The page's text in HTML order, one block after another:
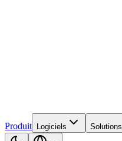
Produit Logiciels Solutions